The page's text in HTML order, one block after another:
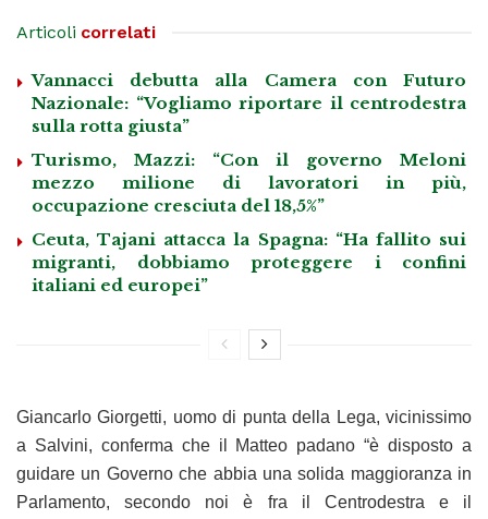
Articoli correlati
Vannacci debutta alla Camera con Futuro
Nazionale: “Vogliamo riportare il centrodestra
sulla rotta giusta”
Turismo, Mazzi: “Con il governo Meloni
mezzo milione di lavoratori in più,
occupazione cresciuta del 18,5%”
Ceuta, Tajani attacca la Spagna: “Ha fallito sui
migranti, dobbiamo proteggere i confini
italiani ed europei”
Giancarlo Giorgetti, uomo di punta della Lega, vicinissimo
a Salvini, conferma che il Matteo padano “è disposto a
guidare un Governo che abbia una solida maggioranza in
Parlamento, secondo noi è fra il Centrodestra e il